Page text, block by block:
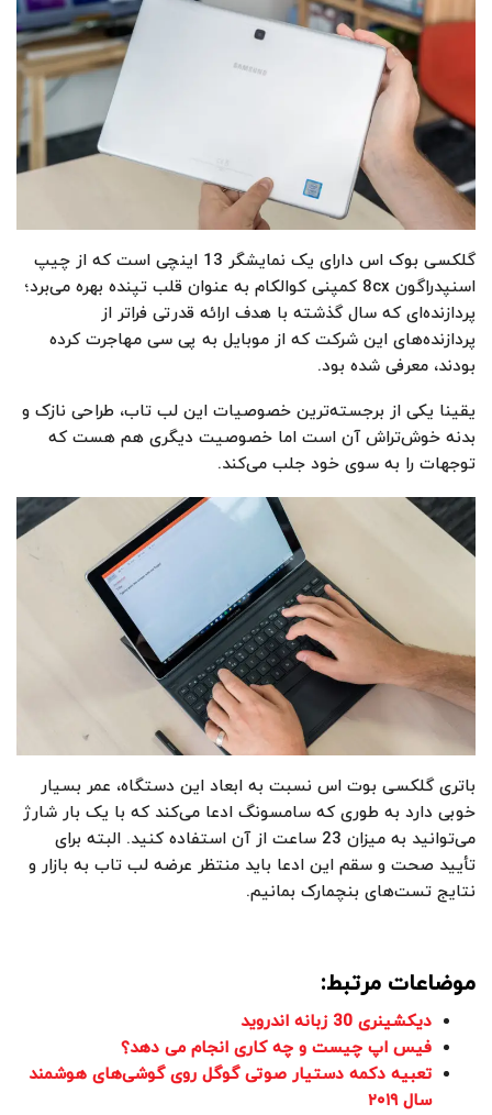
گلکسی بوک اس دارای یک نمایشگر 13 اینچی است که از چیپ
اسنپدراگون 8cx کمپنی کوالکام به عنوان قلب تپنده بهره می‌برد؛
پردازنده‌ای که سال گذشته با هدف ارائه قدرتی فراتر از
پردازنده‌های این شرکت که از موبایل به پی سی مهاجرت کرده
بودند، معرفی شده بود.
یقینا یکی از برجسته‌ترین خصوصیات این لب تاب، طراحی نازک و
بدنه خوش‌تراش آن است اما خصوصیت دیگری هم هست که
توجهات را به سوی خود جلب می‌کند.
باتری گلکسی بوت اس نسبت به ابعاد این دستگاه، عمر بسیار
خوبی دارد به طوری که سامسونگ ادعا می‌کند که با یک بار شارژ
می‌توانید به میزان 23 ساعت از آن استفاده کنید. البته برای
تأیید صحت و سقم این ادعا باید منتظر عرضه لب تاب به بازار و
نتایج تست‌های بنچمارک بمانیم.
موضاعات مرتبط:
دیکشینری 30 زبانه اندروید
فیس اپ چیست و چه کاری انجام می دهد؟
تعبیه دکمه دستیار صوتی گوگل روی گوشی‌های هوشمند
سال ۲۰۱۹